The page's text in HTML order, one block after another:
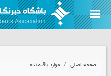
صفحه اصلی موارد باقیمانده